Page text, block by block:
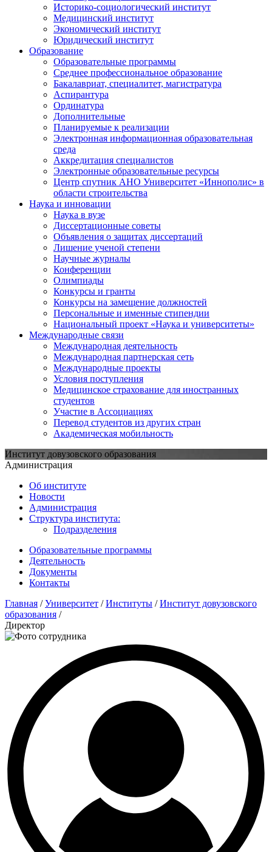
Историко-социологический институт
Медицинский институт
Экономический институт
Юридический институт
Образование
Образовательные программы
Среднее профессиональное образование
Бакалавриат, специалитет, магистратура
Аспирантура
Ординатура
Дополнительные
Планируемые к реализации
Электронная информационная образовательная
среда
Аккредитация специалистов
Электронные образовательные ресурсы
Центр спутник АНО Университет «Иннополис» в
области строительства
Наука и инновации
Наука в вузе
Диссертационные советы
Объявления о защитах диссертаций
Лишение ученой степени
Научные журналы
Конференции
Олимпиады
Конкурсы и гранты
Конкурсы на замещение должностей
Персональные и именные стипендии
Национальный проект «Наука и университеты»
Международные связи
Международная деятельность
Международная партнерская сеть
Международные проекты
Условия поступления
Медицинское страхование для иностранных
студентов
Участие в Ассоциациях
Перевод студентов из других стран
Академическая мобильность
Институт довузовского образования
Администрация
Об институте
Новости
Администрация
Структура института:
Подразделения
Образовательные программы
Деятельность
Документы
Контакты
Главная /Университет /Институты /Институт довузовского
образования /
Директор